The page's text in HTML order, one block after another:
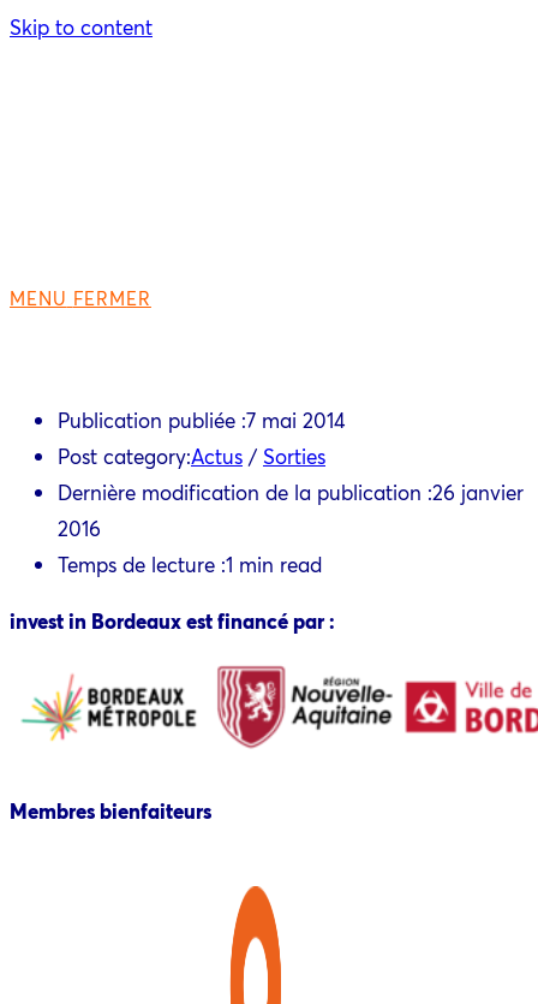
Skip to content
MENU FERMER
Publication publiée :7 mai 2014
Post category:Actus / Sorties
Dernière modification de la publication :26 janvier
2016
Temps de lecture :1 min read
invest in Bordeaux est financé par :
Membres bienfaiteurs